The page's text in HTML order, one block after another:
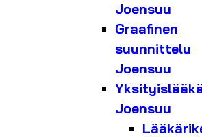
Joensuu
Graafinen
suunnittelu
Joensuu
Joensuu